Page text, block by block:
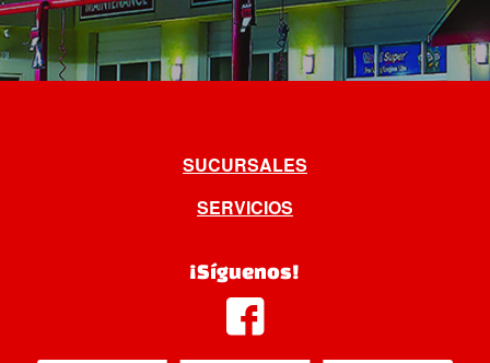
SUCURSALES
SERVICIOS
¡Síguenos!